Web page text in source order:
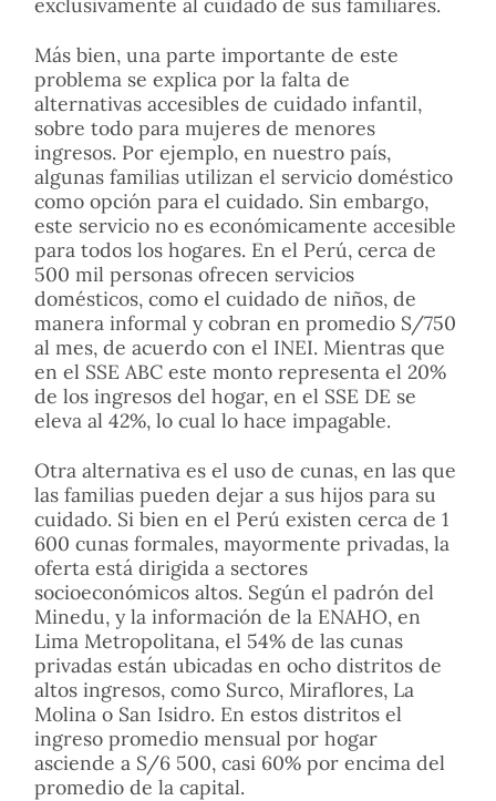
Más bien, una parte importante de este
problema se explica por la falta de
alternativas accesibles de cuidado infantil,
sobre todo para mujeres de menores
ingresos. Por ejemplo, en nuestro país,
algunas familias utilizan el servicio doméstico
como opción para el cuidado. Sin embargo,
este servicio no es económicamente accesible
para todos los hogares. En el Perú, cerca de
500 mil personas ofrecen servicios
domésticos, como el cuidado de niños, de
manera informal y cobran en promedio S/750
al mes, de acuerdo con el INEI. Mientras que
en el SSE ABC este monto representa el 20%
de los ingresos del hogar, en el SSE DE se
eleva al 42%, lo cual lo hace impagable.
Otra alternativa es el uso de cunas, en las que
las familias pueden dejar a sus hijos para su
cuidado. Si bien en el Perú existen cerca de 1
600 cunas formales, mayormente privadas, la
oferta está dirigida a sectores
socioeconómicos altos. Según el padrón del
Minedu, y la información de la ENAHO, en
Lima Metropolitana, el 54% de las cunas
privadas están ubicadas en ocho distritos de
altos ingresos, como Surco, Miraflores, La
Molina o San Isidro. En estos distritos el
ingreso promedio mensual por hogar
asciende a S/6 500, casi 60% por encima del
promedio de la capital.